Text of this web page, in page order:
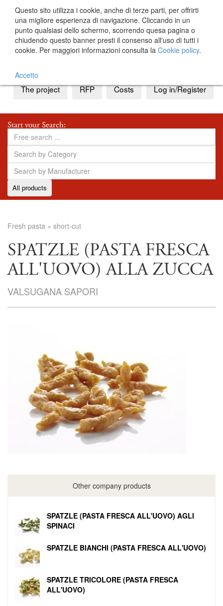
The project RFP Costs Log in/Register
Start your Search:
All products
Fresh pasta » short-cut
SPATZLE (PASTA FRESCA
ALL'UOVO) ALLA ZUCCA
VALSUGANA SAPORI
Other company products
SPATZLE (PASTA FRESCA ALL'UOVO) AGLI
SPINACI
SPATZLE BIANCHI (PASTA FRESCA ALL'UOVO)
SPATZLE TRICOLORE (PASTA FRESCA
ALL'UOVO)
Questo sito utilizza i cookie, anche di terze parti, per offrirti
una migliore esperienza di navigazione. Cliccando in un
punto qualsiasi dello schermo, scorrendo quesa pagina o
chiudendo questo banner presti il consenso all'uso di tutti i
cookie. Per maggiori informazioni consulta la Cookie policy.
Accetto